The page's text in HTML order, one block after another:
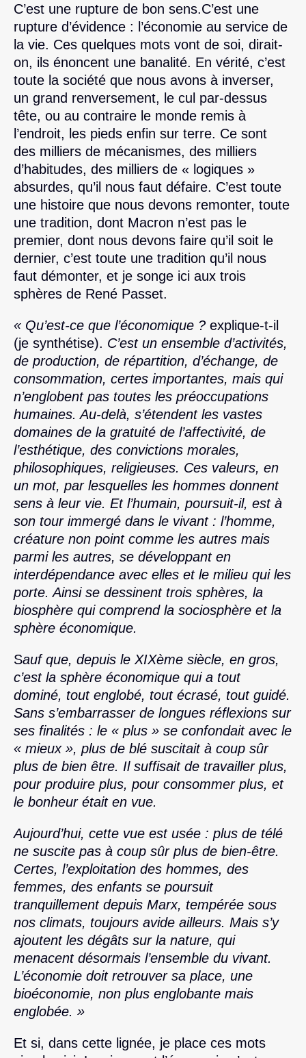
C’est une rupture de bon sens.C’est une
rupture d’évidence : l’économie au service de
la vie. Ces quelques mots vont de soi, dirait-
on, ils énoncent une banalité. En vérité, c’est
toute la société que nous avons à inverser,
un grand renversement, le cul par-dessus
tête, ou au contraire le monde remis à
l’endroit, les pieds enfin sur terre. Ce sont
des milliers de mécanismes, des milliers
d’habitudes, des milliers de « logiques »
absurdes, qu’il nous faut défaire. C’est toute
une histoire que nous devons remonter, toute
une tradition, dont Macron n’est pas le
premier, dont nous devons faire qu’il soit le
dernier, c’est toute une tradition qu’il nous
faut démonter, et je songe ici aux trois
sphères de René Passet.
« Qu’est-ce que l’économique ? explique-t-il
(je synthétise). C’est un ensemble d’activités,
de production, de répartition, d’échange, de
consommation, certes importantes, mais qui
n’englobent pas toutes les préoccupations
humaines. Au-delà, s’étendent les vastes
domaines de la gratuité de l’affectivité, de
l’esthétique, des convictions morales,
philosophiques, religieuses. Ces valeurs, en
un mot, par lesquelles les hommes donnent
sens à leur vie. Et l’humain, poursuit-il, est à
son tour immergé dans le vivant : l’homme,
créature non point comme les autres mais
parmi les autres, se développant en
interdépendance avec elles et le milieu qui les
porte. Ainsi se dessinent trois sphères, la
biosphère qui comprend la sociosphère et la
sphère économique.
Sauf que, depuis le XIXème siècle, en gros,
c’est la sphère économique qui a tout
dominé, tout englobé, tout écrasé, tout guidé.
Sans s’embarrasser de longues réflexions sur
ses finalités : le « plus » se confondait avec le
« mieux », plus de blé suscitait à coup sûr
plus de bien être. Il suffisait de travailler plus,
pour produire plus, pour consommer plus, et
le bonheur était en vue.
Aujourd’hui, cette vue est usée : plus de télé
ne suscite pas à coup sûr plus de bien-être.
Certes, l’exploitation des hommes, des
femmes, des enfants se poursuit
tranquillement depuis Marx, tempérée sous
nos climats, toujours avide ailleurs. Mais s’y
ajoutent les dégâts sur la nature, qui
menacent désormais l’ensemble du vivant.
L’économie doit retrouver sa place, une
bioéconomie, non plus englobante mais
englobée. »
Et si, dans cette lignée, je place ces mots